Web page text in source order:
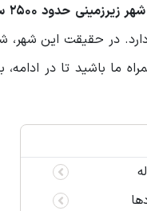
در حقیقت این شهر،
ما باشید تا در